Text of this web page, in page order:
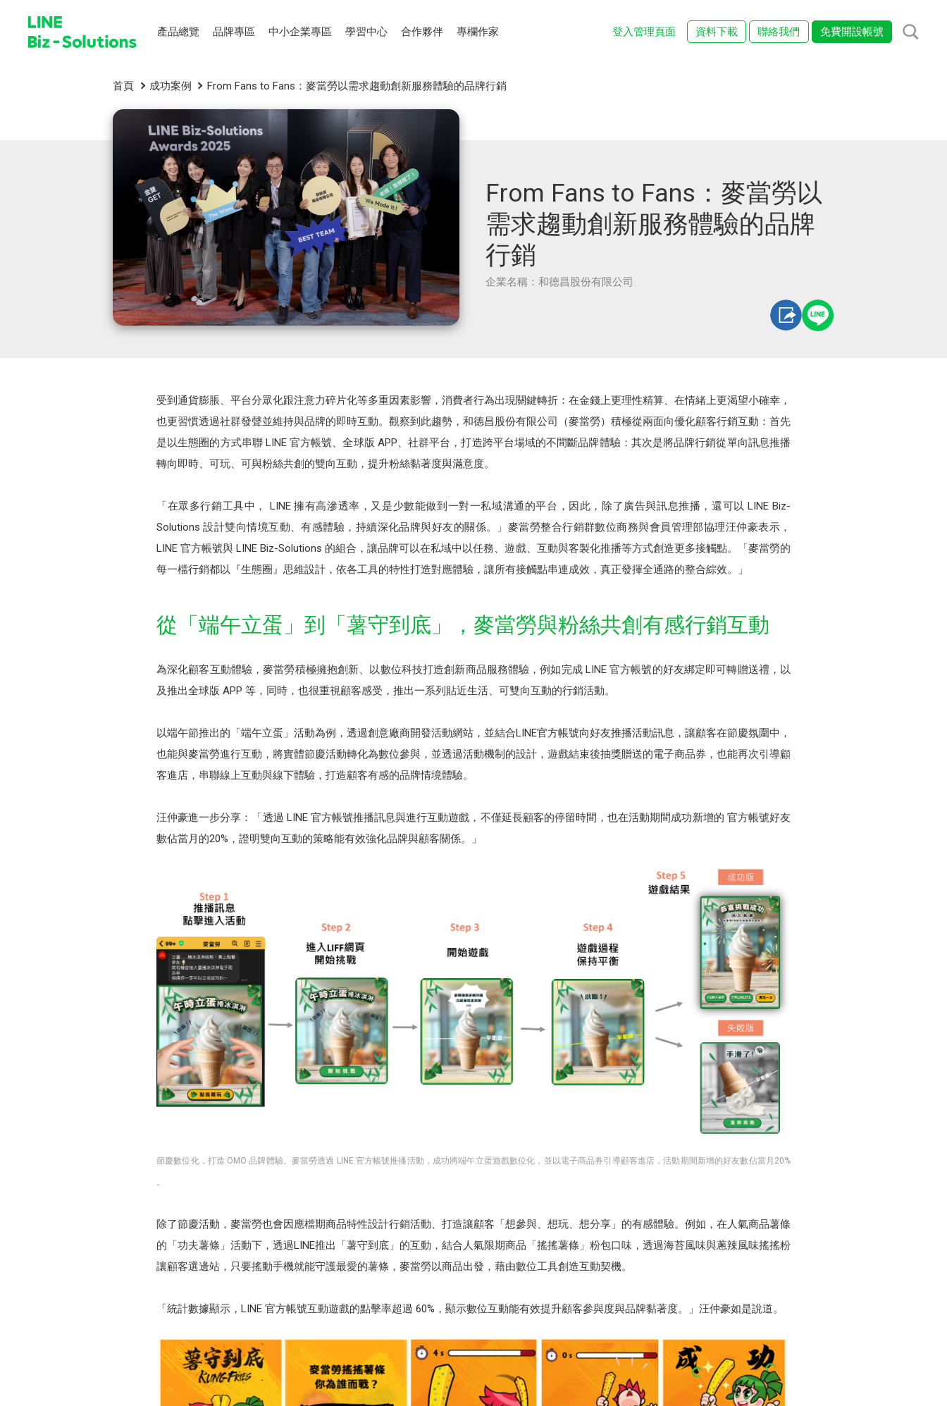
產品總覽 品牌專區 中小企業專區 學習中心 合作夥伴 專欄作家 登入管理頁面 資料下載 聯絡我們 免費開設帳號
首頁 成功案例 From Fans to Fans：麥當勞以需求趨動創新服務體驗的品牌行銷
From Fans to Fans：麥當勞以
需求趨動創新服務體驗的品牌
行銷
企業名稱：和德昌股份有限公司
受到通貨膨脹、平台分眾化跟注意力碎片化等多重因素影響，消費者行為出現關鍵轉折：在金錢上更理性精算、在情緒上更渴望小確幸，
也更習慣透過社群發聲並維持與品牌的即時互動。觀察到此趨勢，和德昌股份有限公司（麥當勞）積極從兩面向優化顧客行銷互動：首先
是以生態圈的方式串聯 LINE 官方帳號、全球版 APP、社群平台，打造跨平台場域的不間斷品牌體驗：其次是將品牌行銷從單向訊息推播
轉向即時、可玩、可與粉絲共創的雙向互動，提升粉絲黏著度與滿意度。
「在眾多行銷工具中， LINE 擁有高滲透率，又是少數能做到一對一私域溝通的平台，因此，除了廣告與訊息推播，還可以 LINE Biz-
Solutions 設計雙向情境互動、有感體驗，持續深化品牌與好友的關係。」麥當勞整合行銷群數位商務與會員管理部協理汪仲豪表示，
LINE 官方帳號與 LINE Biz-Solutions 的組合，讓品牌可以在私域中以任務、遊戲、互動與客製化推播等方式創造更多接觸點。「麥當勞的
每一檔行銷都以『生態圈』思維設計，依各工具的特性打造對應體驗，讓所有接觸點串連成效，真正發揮全通路的整合綜效。」
從「端午立蛋」到「薯守到底」，麥當勞與粉絲共創有感行銷互動
為深化顧客互動體驗，麥當勞積極擁抱創新、以數位科技打造創新商品服務體驗，例如完成 LINE 官方帳號的好友綁定即可轉贈送禮，以
及推出全球版 APP 等，同時，也很重視顧客感受，推出一系列貼近生活、可雙向互動的行銷活動。
以端午節推出的「端午立蛋」活動為例，透過創意廠商開發活動網站，並結合LINE官方帳號向好友推播活動訊息，讓顧客在節慶氛圍中，
也能與麥當勞進行互動，將實體節慶活動轉化為數位參與，並透過活動機制的設計，遊戲結束後抽獎贈送的電子商品券，也能再次引導顧
客進店，串聯線上互動與線下體驗，打造顧客有感的品牌情境體驗。
汪仲豪進一步分享：「透過 LINE 官方帳號推播訊息與進行互動遊戲，不僅延長顧客的停留時間，也在活動期間成功新增的 官方帳號好友
數佔當月的20%，證明雙向互動的策略能有效強化品牌與顧客關係。」
節慶數位化，打造 OMO 品牌體驗。麥當勞透過 LINE 官方帳號推播活動，成功將端午立蛋遊戲數位化，並以電子商品券引導顧客進店，活動期間新增的好友數佔當月20%
除了節慶活動，麥當勞也會因應檔期商品特性設計行銷活動、打造讓顧客「想參與、想玩、想分享」的有感體驗。例如，在人氣商品薯條
的「功夫薯條」活動下，透過LINE推出「薯守到底」的互動，結合人氣限期商品「搖搖薯條」粉包口味，透過海苔風味與蔥辣風味搖搖粉
讓顧客選邊站，只要搖動手機就能守護最愛的薯條，麥當勞以商品出發，藉由數位工具創造互動契機。
「統計數據顯示，LINE 官方帳號互動遊戲的點擊率超過 60%，顯示數位互動能有效提升顧客參與度與品牌黏著度。」汪仲豪如是說道。